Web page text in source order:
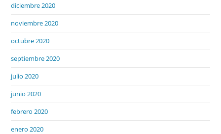
diciembre 2020
noviembre 2020
octubre 2020
septiembre 2020
julio 2020
junio 2020
febrero 2020
enero 2020